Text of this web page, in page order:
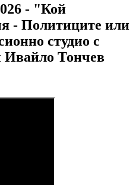
- "Кой
- Политиците или
студио с
Ивайло Тончев